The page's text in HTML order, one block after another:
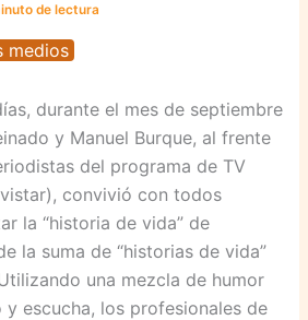
de lectura
medios
durante el mes de septiembre
y Manuel Burque, al frente
del programa de TV
convivió con todos
la “historia de vida” de
la suma de “historias de vida”
una mezcla de humor
escucha, los profesionales de